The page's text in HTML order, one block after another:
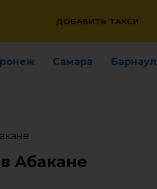
ДОБАВИТЬ ТАКСИ
Самара Барнаул
Абакане